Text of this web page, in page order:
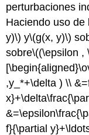
perturbaciones
Haciendo uso de
y)\) y\(g(x, y)\)
sobre\((\epsilon ,
,y_*+\delta ) \\
f}{\partial